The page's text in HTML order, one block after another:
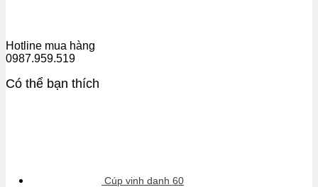
Hotline mua hàng
0987.959.519
Có thể bạn thích
Cúp vinh danh 60